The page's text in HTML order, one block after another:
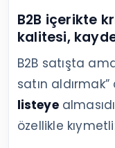
B2B içerikte
kalitesi,
B2B satışta
satın
listeye
özellikle